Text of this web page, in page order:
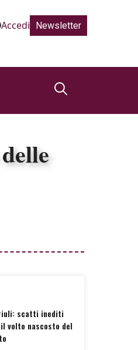
Accedi Newsletter
scatti inediti
volto nascosto del